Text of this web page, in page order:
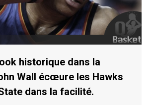
historique dans la
Wall écœure les Hawks
dans la facilité.